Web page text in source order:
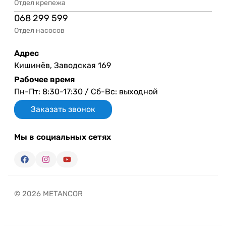
Отдел крепежа
068 299 599
Отдел насосов
Адрес
Кишинёв, Заводская 169
Рабочее время
Пн-Пт: 8:30-17:30 / Сб-Вс: выходной
Заказать звонок
Мы в социальных сетях
© 2026 METANCOR